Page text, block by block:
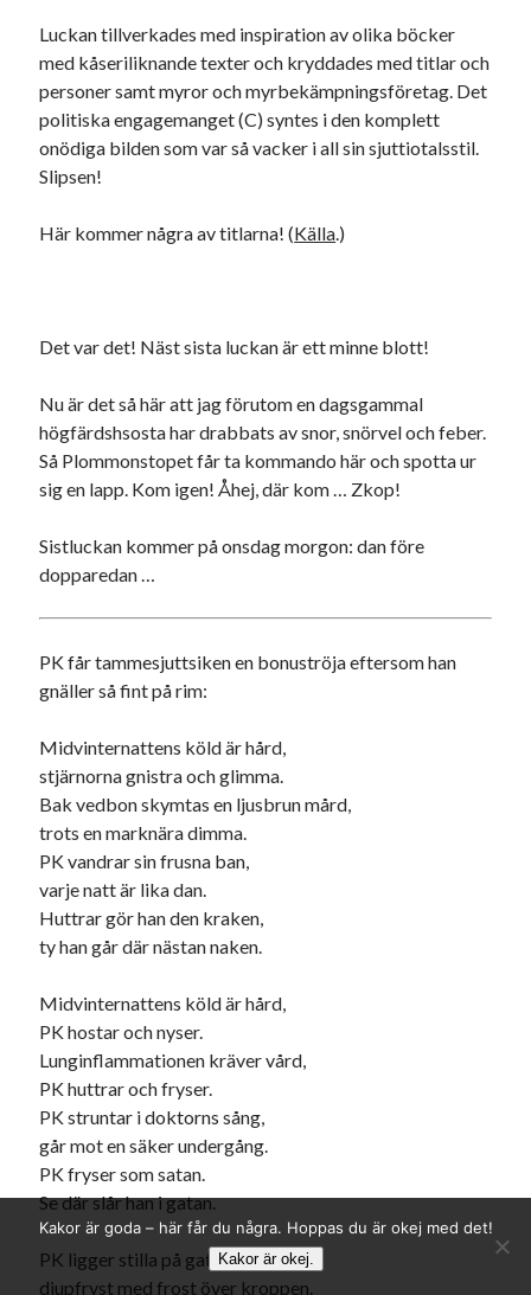
Luckan tillverkades med inspiration av olika böcker
med kåseriliknande texter och kryddades med titlar och
personer samt myror och myrbekämpningsföretag. Det
politiska engagemanget (C) syntes i den komplett
onödiga bilden som var så vacker i all sin sjuttiotalsstil.
Slipsen!
Här kommer några av titlarna! (Källa .)
Det var det! Näst sista luckan är ett minne blott!
Nu är det så här att jag förutom en dagsgammal
högfärdshsosta har drabbats av snor, snörvel och feber.
Så Plommonstopet får ta kommando här och spotta ur
sig en lapp. Kom igen! Åhej, där kom … Zkop!
Sistluckan kommer på onsdag morgon: dan före
dopparedan …
PK får tammesjuttsiken en bonuströja eftersom han
gnäller så fint på rim:
Midvinternattens köld är hård,
stjärnorna gnistra och glimma.
Bak vedbon skymtas en ljusbrun mård,
trots en marknära dimma.
PK vandrar sin frusna ban,
varje natt är lika dan.
Huttrar gör han den kraken,
ty han går där nästan naken.
Midvinternattens köld är hård,
PK hostar och nyser.
Lunginflammationen kräver vård,
PK huttrar och fryser.
PK struntar i doktorns sång,
går mot en säker undergång.
PK fryser som satan.
Se där slår han i gatan.
PK ligger stilla på gatan i frid,
djupfryst med frost över kroppen.
Kakor är goda – här får du några. Hoppas du är okej med det!
Kakor är okej.